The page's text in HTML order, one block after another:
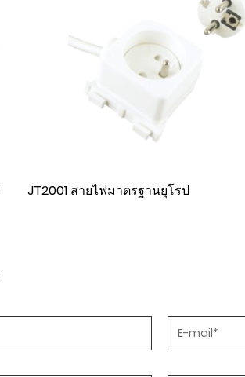
FZF3-16 สายไฟต่อปลั๊กยางมาตรฐานยุโ